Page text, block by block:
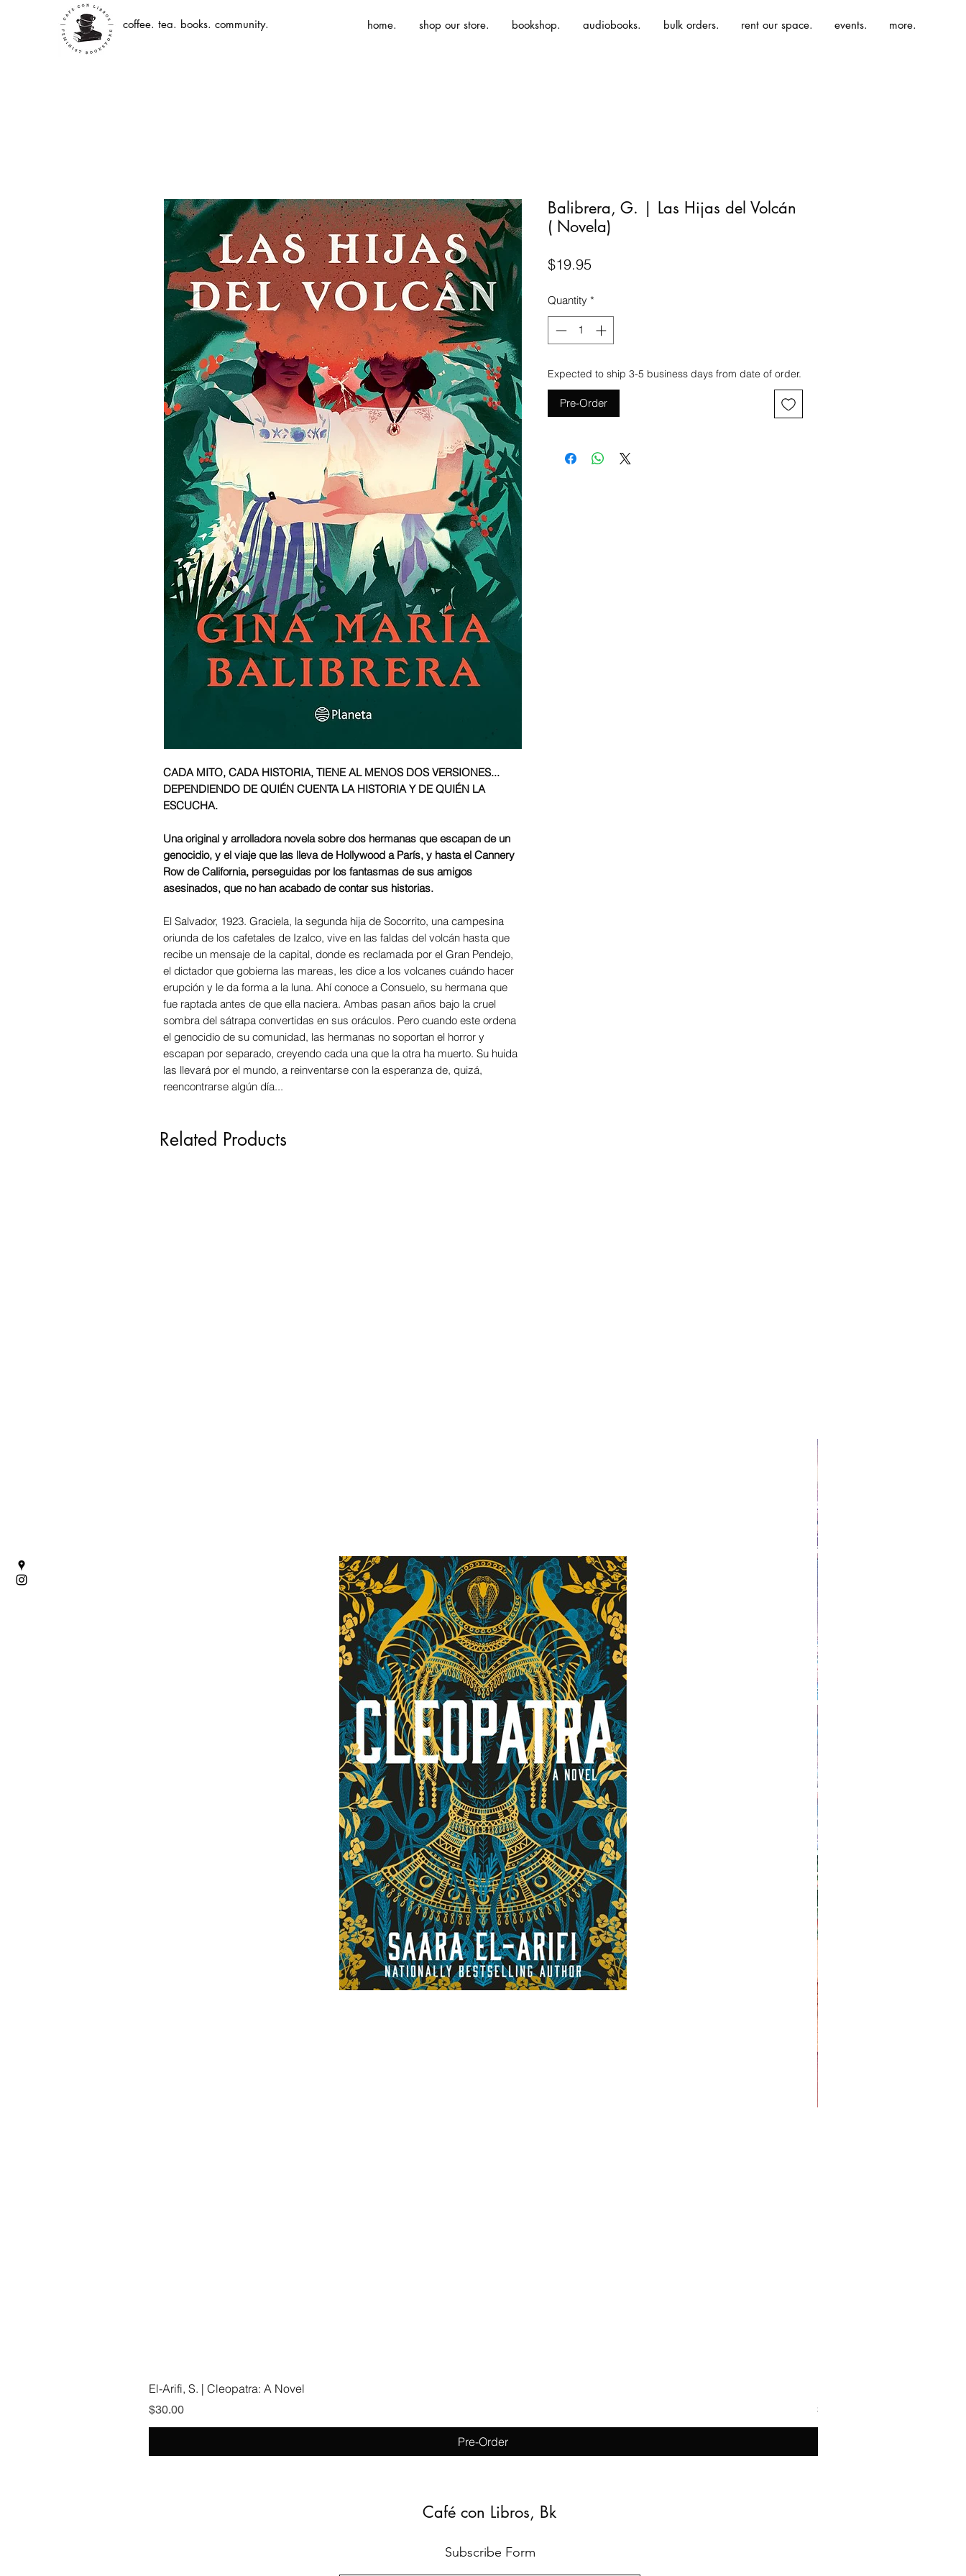
coffee. tea. books. community. home. shop our store. bookshop. audiobooks. bulk orders. rent our space. events. more.
CADA MITO, CADA HISTORIA, TIENE AL MENOS DOS VERSIONES...
DEPENDIENDO DE QUIÉN CUENTA LA HISTORIA Y DE QUIÉN LA
ESCUCHA.
Una original y arrolladora novela sobre dos hermanas que escapan de un
genocidio, y el viaje que las lleva de Hollywood a París, y hasta el Cannery
Row de California, perseguidas por los fantasmas de sus amigos
asesinados, que no han acabado de contar sus historias.
El Salvador, 1923. Graciela, la segunda hija de Socorrito, una campesina
oriunda de los cafetales de Izalco, vive en las faldas del volcán hasta que
recibe un mensaje de la capital, donde es reclamada por el Gran Pendejo,
el dictador que gobierna las mareas, les dice a los volcanes cuándo hacer
erupción y le da forma a la luna. Ahí conoce a Consuelo, su hermana que
fue raptada antes de que ella naciera. Ambas pasan años bajo la cruel
sombra del sátrapa convertidas en sus oráculos. Pero cuando este ordena
el genocidio de su comunidad, las hermanas no soportan el horror y
escapan por separado, creyendo cada una que la otra ha muerto. Su huida
las llevará por el mundo, a reinventarse con la esperanza de, quizá,
reencontrarse algún día...
Balibrera, G. | Las Hijas del Volcán
( Novela)
$19.95Price
Quantity *
Expected to ship 3-5 business days from date of order.
Pre-Order
Related Products
El-Arifi, S. | Cleopatra: A Novel
Price
$30.00
Pre-Order
Price
$5.99
Café con Libros, Bk
Subscribe Form